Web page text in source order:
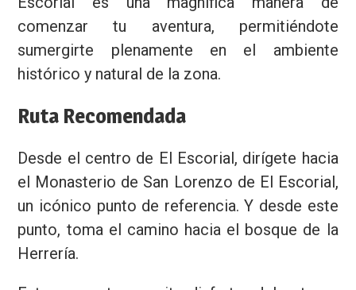
comenzar tu aventura, permitiéndote
sumergirte plenamente en el ambiente
histórico y natural de la zona.
Ruta Recomendada
Desde el centro de El Escorial, dirígete hacia
el Monasterio de San Lorenzo de El Escorial,
un icónico punto de referencia. Y desde este
punto, toma el camino hacia el bosque de la
Herrería.